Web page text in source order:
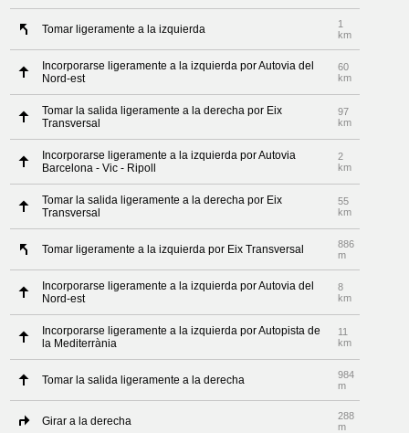
Tomar ligeramente a la izquierda
1
km
Incorporarse ligeramente a la izquierda por Autovia del
Nord-est
60
km
Tomar la salida ligeramente a la derecha por Eix
Transversal
97
km
Incorporarse ligeramente a la izquierda por Autovia
Barcelona - Vic - Ripoll
2
km
Tomar la salida ligeramente a la derecha por Eix
Transversal
55
km
Tomar ligeramente a la izquierda por Eix Transversal
886
m
Incorporarse ligeramente a la izquierda por Autovia del
Nord-est
8
km
Incorporarse ligeramente a la izquierda por Autopista de
la Mediterrània
11
km
Tomar la salida ligeramente a la derecha
984
m
Girar a la derecha
288
m